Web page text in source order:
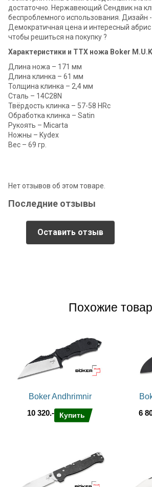
достаточно. Нержавеющий Сендвик на
беспроблемного использования. Дизайн
Демократичная цена и интересный
чтобы решиться на покупку ?
Характеристики и ТТХ ножа Boker M.U.K
Длина ножа – 171 мм
Длина клинка – 61 мм
Толщина клинка – 2,4 мм
Сталь – 14С28N
Твёрдость клинка – 57-58 HRc
Обработка клинка – Satin
Рукоять – Micarta
Ножны – Kydex
Вес – 69 гр.
Нет отзывов об этом товаре.
Последние отзывы
Оставить отзыв
Похожие
Boker Andhrimnir
10 320.-
Купить
6